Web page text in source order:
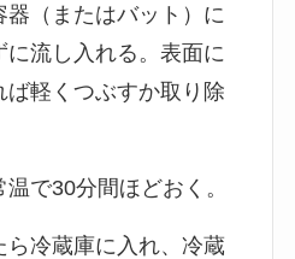
器（またはバット）に
に流し入れる。表面に
ば軽くつぶすか取り除
で30分間ほどおく。
ら冷蔵庫に入れ、冷蔵